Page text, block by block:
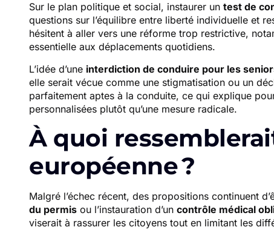
Sur le plan politique et social, instaurer un test de
questions sur l’équilibre entre liberté individuelle et
hésitent à aller vers une réforme trop restrictive,
essentielle aux déplacements quotidiens.
L’idée d’une interdiction de conduire pour les
elle serait vécue comme une stigmatisation ou un
parfaitement aptes à la conduite, ce qui explique
personnalisées plutôt qu’une mesure radicale.
À quoi
européenne ?
Malgré l’échec récent, des propositions continuent
du permis ou l’instauration d’un contrôle médical
viserait à rassurer les citoyens tout en limitant les